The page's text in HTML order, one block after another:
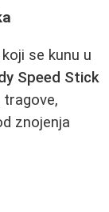
se kunu u
Speed Stick
znojenja